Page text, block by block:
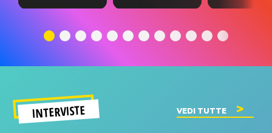
testo,
significato
traduzione e
del singolo
testo,
INTERVISTE VEDI TUTTE